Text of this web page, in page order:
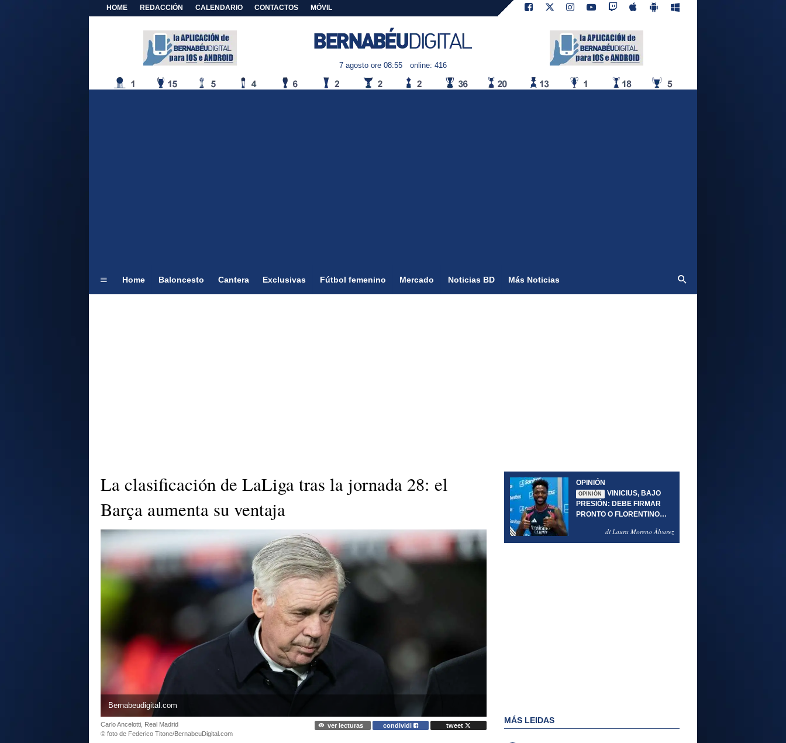
HOME REDACCIÓN CALENDARIO CONTACTOS MÓVIL
7 agosto ore 08:55 online: 416
Home Baloncesto Cantera Exclusivas Fútbol femenino Mercado Noticias BD Más Noticias
La clasificación de LaLiga tras la jornada 28: el
Barça aumenta su ventaja
Bernabeudigital.com
Carlo Ancelotti, Real Madrid
© foto de Federico Titone/BernabeuDigital.com
ver lecturas condividi tweet
OPINIÓN
OPINIÓN
VINICIUS, BAJO
PRESIÓN: DEBE FIRMAR
PRONTO O FLORENTINO
di Laura Moreno Álvarez
MÁS LEIDAS